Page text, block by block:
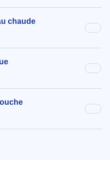
chaude